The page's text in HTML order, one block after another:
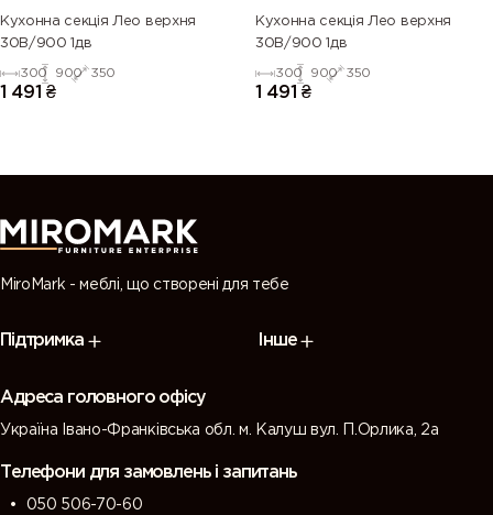
Кухонна секція Лео верхня
30В/900 1дв
300 900 350
1 491 ₴
Кухонна секція Лео верхня
30В/900 1дв
300 900 350
1 491 ₴
MiroMark - меблі, що створені для тебе
Підтримка Інше
Адреса головного офісу
Україна Івано-Франківська обл. м. Калуш вул. П.Орлика, 2а
Телефони для замовлень і запитань
050 506-70-60